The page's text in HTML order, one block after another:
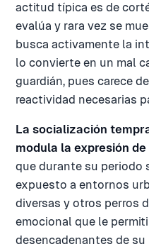
actitud típica es de
evalúa y rara vez se
busca activamente la
lo convierte en un mal
guardián, pues carece
reactividad necesarias
La socialización
modula la expresión
que durante su periodo
expuesto a entornos
diversas y otros perros
emocional que le
desencadenantes de